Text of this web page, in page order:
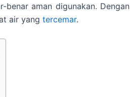
aman digunakan. Dengan
air yang tercemar.